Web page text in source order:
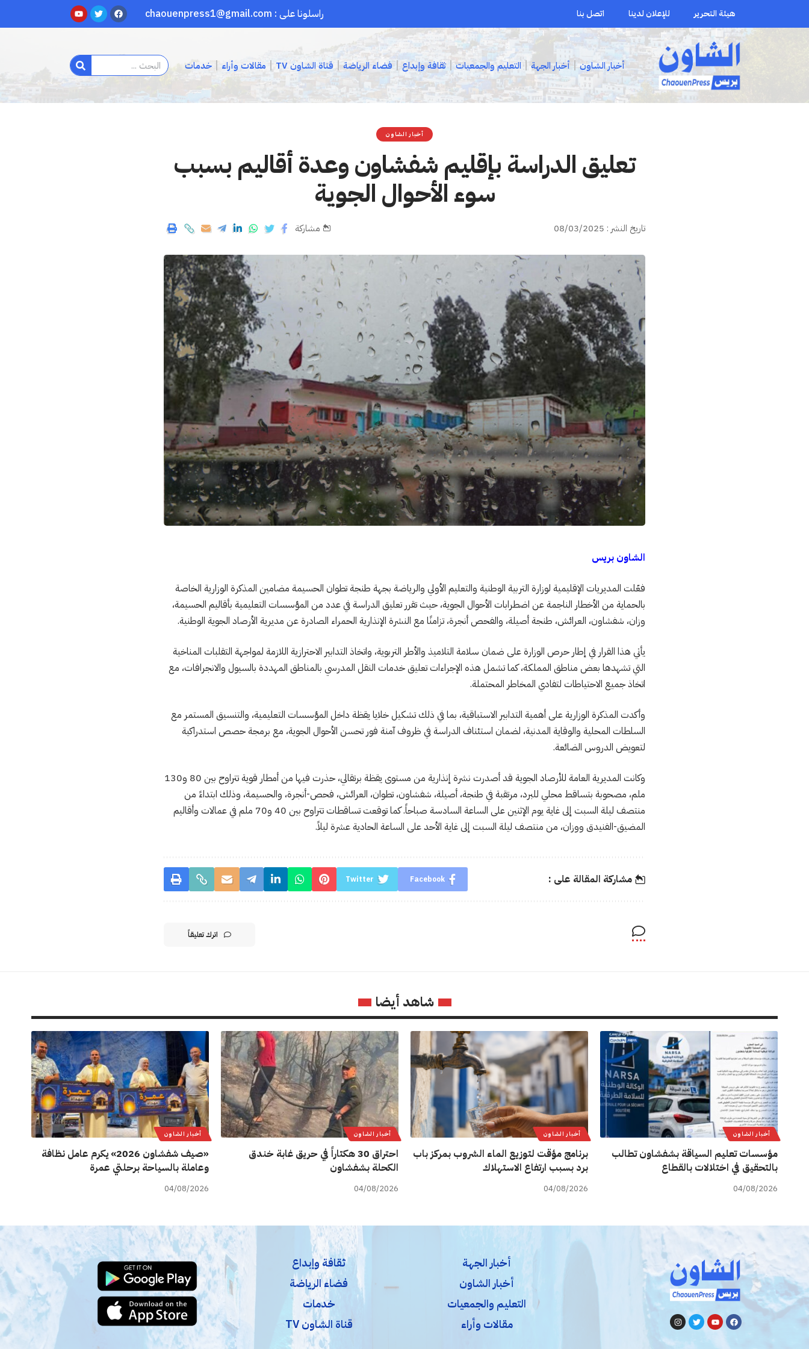
هيئة التحرير للإعلان لدينا اتصل بنا راسلونا على : chaouenpress1@gmail.com
أخبار الشاون أخبار الجهة التعليم والجمعيات ثقافة وإبداع فضاء الرياضة قناة الشاون TV مقالات وأراء خدمات
أخبار الشاون
تعليق الدراسة بإقليم شفشاون وعدة أقاليم بسبب
سوء الأحوال الجوية
تاريخ النشر : 08/03/2025 مشاركة
الشاون بريس
فعّلت المديريات الإقليمية لوزارة التربية الوطنية والتعليم الأولي والرياضة بجهة طنجة تطوان الحسيمة مضامين المذكرة الوزارية الخاصة
بالحماية من الأخطار الناجمة عن اضطرابات الأحوال الجوية، حيث تقرر تعليق الدراسة في عدد من المؤسسات التعليمية بأقاليم الحسيمة،
وزان، شفشاون، العرائش، طنجة أصيلة، والفحص أنجرة، تزامنًا مع النشرة الإنذارية الحمراء الصادرة عن مديرية الأرصاد الجوية الوطنية.
يأتي هذا القرار في إطار حرص الوزارة على ضمان سلامة التلاميذ والأطر التربوية، واتخاذ التدابير الاحترازية اللازمة لمواجهة التقلبات المناخية
التي تشهدها بعض مناطق المملكة، كما تشمل هذه الإجراءات تعليق خدمات النقل المدرسي بالمناطق المهددة بالسيول والانجرافات، مع
اتخاذ جميع الاحتياطات لتفادي المخاطر المحتملة.
وأكدت المذكرة الوزارية على أهمية التدابير الاستباقية، بما في ذلك تشكيل خلايا يقظة داخل المؤسسات التعليمية، والتنسيق المستمر مع
السلطات المحلية والوقاية المدنية، لضمان استئناف الدراسة في ظروف آمنة فور تحسن الأحوال الجوية، مع برمجة حصص استدراكية
لتعويض الدروس الضائعة.
وكانت المديرية العامة للأرصاد الجوية قد أصدرت نشرة إنذارية من مستوى يقظة برتقالي، حذرت فيها من أمطار قوية تتراوح بين 80 و130
ملم، مصحوبة بتساقط محلي للبرد، مرتقبة في طنجة، أصيلة، شفشاون، تطوان، العرائش، فحص-أنجرة، والحسيمة، وذلك ابتداءً من
منتصف ليلة السبت إلى غاية يوم الإثنين على الساعة السادسة صباحاً. كما توقعت تساقطات تتراوح بين 40 و70 ملم في عمالات وأقاليم
المضيق-الفنيدق ووزان، من منتصف ليلة السبت إلى غاية الأحد على الساعة الحادية عشرة ليلاً.
مشاركة المقالة على : Facebook
Twitter
اترك تعليقاً
شاهد أيضا
أخبار الشاون
مؤسسات تعليم السياقة بشفشاون تطالب
بالتحقيق في اختلالات بالقطاع
04/08/2026
أخبار الشاون
برنامج مؤقت لتوزيع الماء الشروب بمركز باب
برد بسبب ارتفاع الاستهلاك
04/08/2026
أخبار الشاون
احتراق 30 هكتاراً في حريق غابة خندق
الكحلة بشفشاون
04/08/2026
أخبار الشاون
«صيف شفشاون 2026» يكرم عامل نظافة
وعاملة بالسياحة برحلتي عمرة
04/08/2026
أخبار الجهة
أخبار الشاون
التعليم والجمعيات
مقالات وأراء
ثقافة وإبداع
فضاء الرياضة
خدمات
قناة الشاون TV